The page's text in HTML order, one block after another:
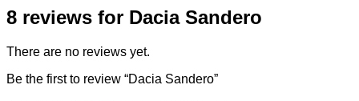
8 reviews for Dacia Sandero
There are no reviews yet.
Be the first to review “Dacia Sandero”